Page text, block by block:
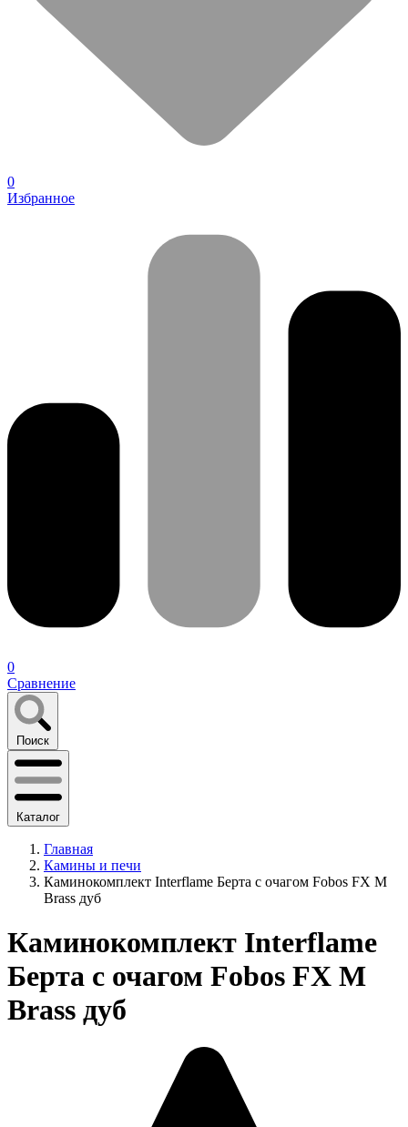
0
Избранное
0
Сравнение
Поиск
Каталог
Главная
Камины и печи
Каминокомплект Interflame Берта с очагом Fobos FX M
Brass дуб
Каминокомплект Interflame
Берта с очагом Fobos FX M
Brass дуб